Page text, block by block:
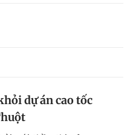
dự án cao tốc